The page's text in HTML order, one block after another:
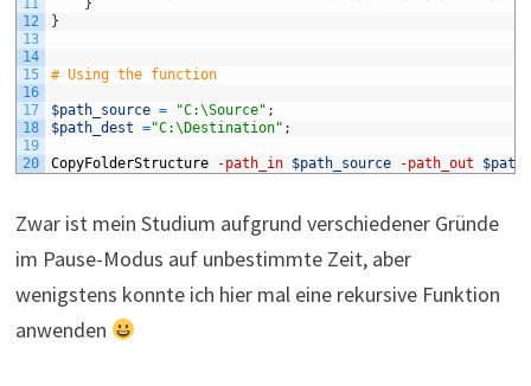
12
13
14
15
16
17
18
19
20
}
# Using the function
$path_source = "C:\Source" ;
$path_dest ="C:\Destination" ;
CopyFolderStructure -path_in $path_source -path_out
Zwar ist mein Studium aufgrund verschiedener Gründe
im Pause-Modus auf unbestimmte Zeit, aber
wenigstens konnte ich hier mal eine rekursive Funktion
anwenden